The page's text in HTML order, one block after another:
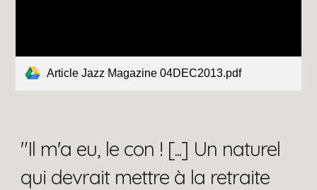
Article Jazz Magazine 04DEC2013.pdf
"Il m'a eu, le con ! [...] Un naturel
qui devrait mettre à la retraite